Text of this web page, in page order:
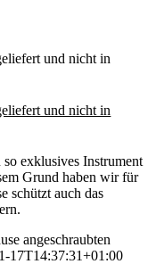
und nicht in
und nicht in
so exklusives Instrument
Grund haben wir für
schützt auch das
angeschraubten
17T14:37:31+01:00